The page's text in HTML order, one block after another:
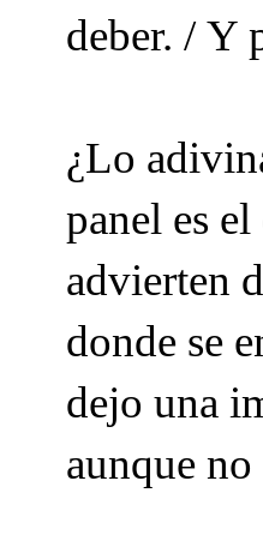
deber. / Y
¿Lo
panel es
advierten
donde se
dejo una
aunque no